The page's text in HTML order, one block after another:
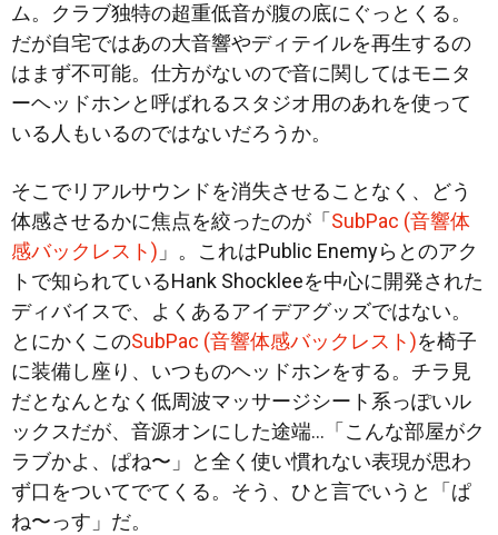
ム。クラブ独特の超重低音が腹の底にぐっとくる。
だが自宅ではあの大音響やディテイルを再生するの
はまず不可能。仕方がないので音に関してはモニタ
ーヘッドホンと呼ばれるスタジオ用のあれを使って
いる人もいるのではないだろうか。
そこでリアルサウンドを消失させることなく、どう
体感させるかに焦点を絞ったのが「 SubPac (音響体
感バックレスト) 」。これはPublic Enemyらとのアク
トで知られているHank Shockleeを中心に開発された
ディバイスで、よくあるアイデアグッズではない。
とにかくこのSubPac (音響体感バックレスト)を椅子
に装備し座り、いつものヘッドホンをする。チラ見
だとなんとなく低周波マッサージシート系っぽいル
ックスだが、音源オンにした途端…「こんな部屋がク
ラブかよ、ぱね〜」と全く使い慣れない表現が思わ
ず口をついてでてくる。そう、ひと言でいうと「ぱ
ね〜っす」だ。